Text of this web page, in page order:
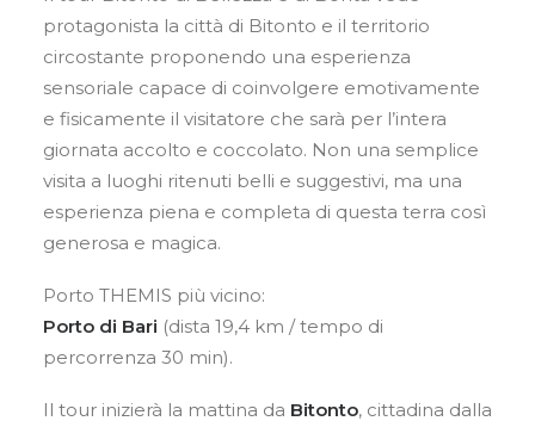
RICERCA
protagonista la città di Bitonto e il territorio
circostante proponendo una esperienza
sensoriale capace di coinvolgere emotivamente
e fisicamente il visitatore che sarà per l’intera
giornata accolto e coccolato. Non una semplice
visita a luoghi ritenuti belli e suggestivi, ma una
esperienza piena e completa di questa terra così
generosa e magica.
Porto THEMIS più vicino:
Porto di Bari (dista 19,4 km / tempo di
percorrenza 30 min).
Il tour inizierà la mattina da Bitonto, cittadina dalla